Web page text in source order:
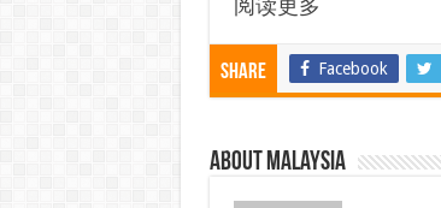
阅读更多
Share Facebook
About Malaysia